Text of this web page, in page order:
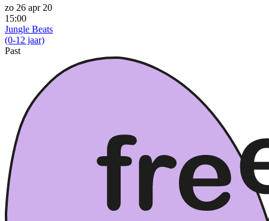
zo 26 apr 20
15:00
Jungle Beats
(0-12 jaar)
Past